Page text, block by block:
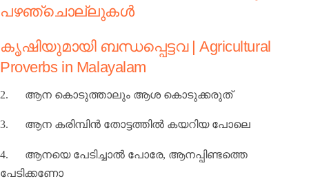
പഴഞ്ചൊല്ലുകൾ
കൃഷിയുമായി ബന്ധപ്പെട്ടവ | Agricultural
Proverbs in Malayalam
2. ആന കൊടുത്താലും ആശ കൊടുക്കരുത്
3. ആന കരിമ്പിൻ തോട്ടത്തിൽ കയറിയ പോലെ
4. ആനയെ പേടിച്ചാൽ പോരേ, ആനപ്പിണ്ടത്തെ
പേടിക്കണോ